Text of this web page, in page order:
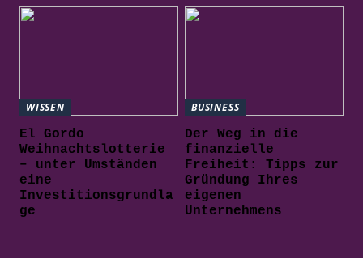
WISSEN
El Gordo
Weihnachtslotterie
– unter Umständen
eine
Investitionsgrundla
ge
BUSINESS
Der Weg in die
finanzielle
Freiheit: Tipps zur
Gründung Ihres
eigenen
Unternehmens